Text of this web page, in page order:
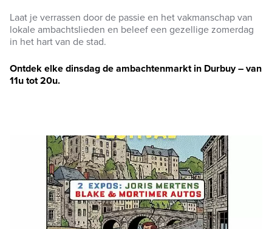
Laat je verrassen door de passie en het vakmanschap van
lokale ambachtslieden en beleef een gezellige zomerdag
in het hart van de stad.
Ontdek elke dinsdag de ambachtenmarkt in Durbuy – van
11u tot 20u.